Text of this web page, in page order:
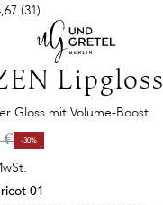
(31)
Lipgloss
Gloss mit Volume-Boost
€ -30%
01